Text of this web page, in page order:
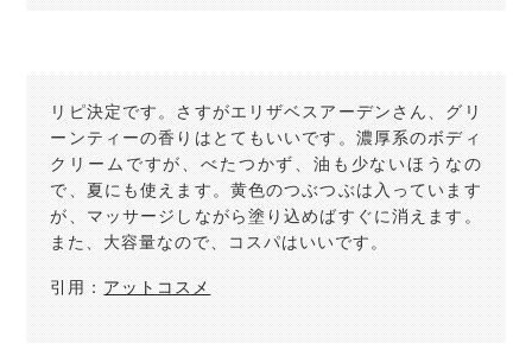
リピ決定です。さすがエリザベスアーデンさん、グリ
ーンティーの香りはとてもいいです。濃厚系のボディ
クリームですが、べたつかず、油も少ないほうなの
で、夏にも使えます。黄色のつぶつぶは入っています
が、マッサージしながら塗り込めばすぐに消えます。
また、大容量なので、コスパはいいです。
引用： アットコスメ